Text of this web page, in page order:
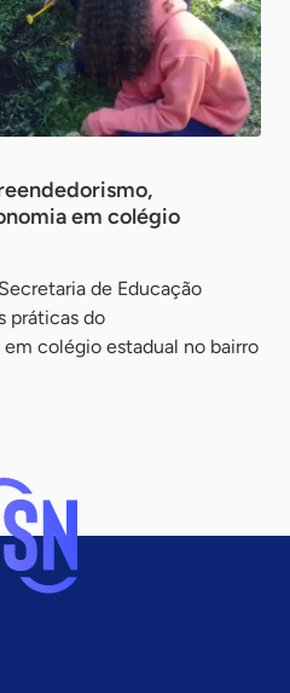
em colégio
de Educação
práticas do
colégio estadual no bairro